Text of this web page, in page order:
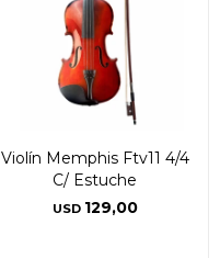
Violín Memphis Ftv11 4/4
C/ Estuche
USD 129,00